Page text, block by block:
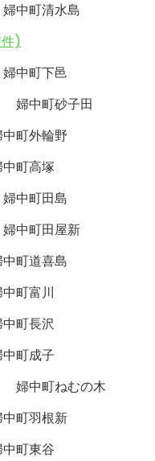
婦中町清水島
)
婦中町下邑
婦中町砂子田
町外輪野
町高塚
婦中町田島
婦中町田屋新
町道喜島
町富川
町長沢
町成子
婦中町ねむの木
中町羽根新
町東谷